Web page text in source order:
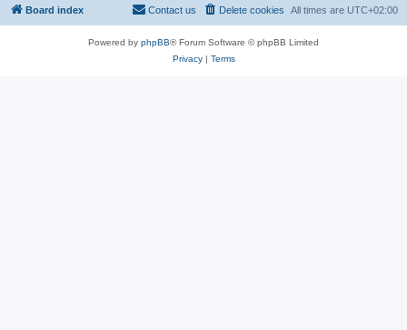
Board index All times are UTC+02:00
Delete cookies
Contact us
Powered by phpBB® Forum Software © phpBB Limited
Privacy| Terms